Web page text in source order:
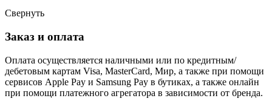
Свернуть
Заказ и оплата
Оплата осуществляется наличными или по кредитным/
дебетовым картам Visa, MasterCard, Мир, а также при помощи
сервисов Apple Pay и Samsung Pay в бутиках, а также онлайн
при помощи платежного агрегатора в зависимости от бренда.